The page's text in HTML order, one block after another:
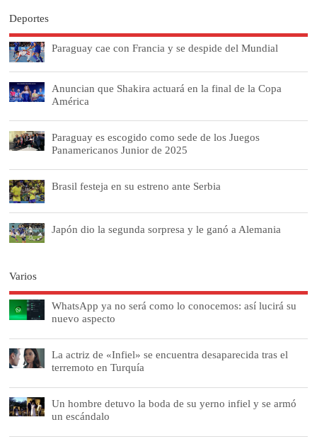
Deportes
Paraguay cae con Francia y se despide del Mundial
Anuncian que Shakira actuará en la final de la Copa
América
Paraguay es escogido como sede de los Juegos
Panamericanos Junior de 2025
Brasil festeja en su estreno ante Serbia
Japón dio la segunda sorpresa y le ganó a Alemania
Varios
WhatsApp ya no será como lo conocemos: así lucirá su
nuevo aspecto
La actriz de «Infiel» se encuentra desaparecida tras el
terremoto en Turquía
Un hombre detuvo la boda de su yerno infiel y se armó
un escándalo